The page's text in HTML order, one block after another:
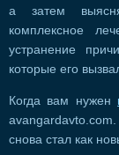
а затем
комплексное
устранение
которые его
Когда вам нужен
avangardavto.com.
снова стал как